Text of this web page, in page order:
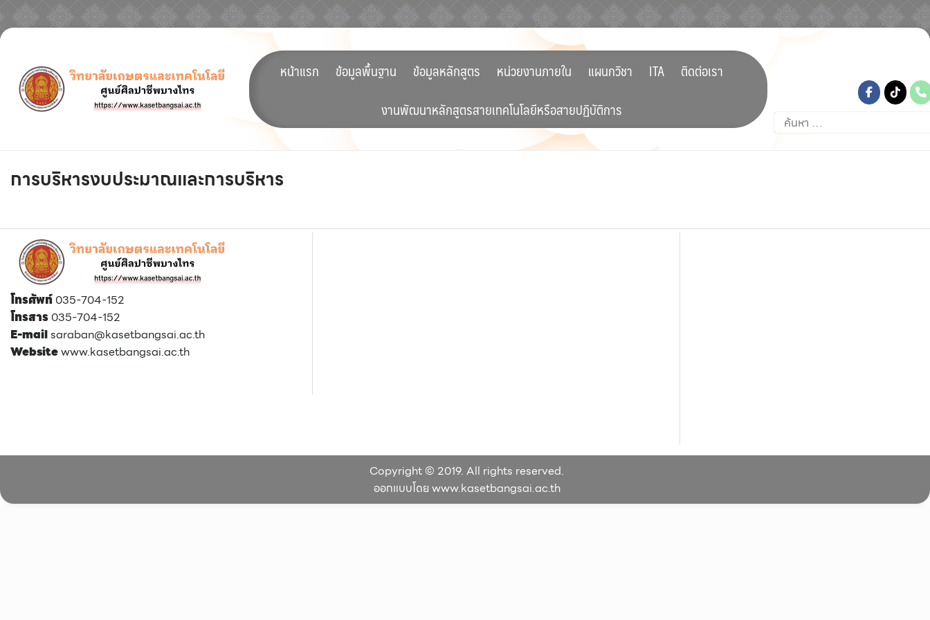
Skip
content
หน้าแรก ข้อมูลพื้นฐาน ข้อมูลหลักสูตร หน่วยงานภายใน แผนกวิชา ITA
ติดต่อเรา
งานพัฒนาหลักสูตรสายเทคโนโลยีหรือสายปฏิบัติการ
ค้นหา
สำหรับ:
การบริหารงบประมาณและการบริหาร
โทรศัพท์ 035-704-152
โทรสาร 035-704-152
E-mailsaraban@kasetbangsai.ac.th
Websitewww.kasetbangsai.ac.th
Copyright © 2019. All rights reserved.
ออกแบบโดย www.kasetbangsai.ac.th